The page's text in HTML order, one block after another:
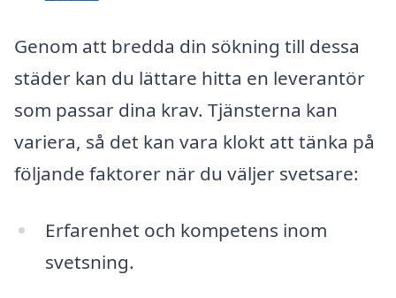
Genom att bredda din sökning till dessa
städer kan du lättare hitta en leverantör
som passar dina krav. Tjänsterna kan
variera, så det kan vara klokt att tänka på
följande faktorer när du väljer svetsare:
Erfarenhet och kompetens inom
svetsning.